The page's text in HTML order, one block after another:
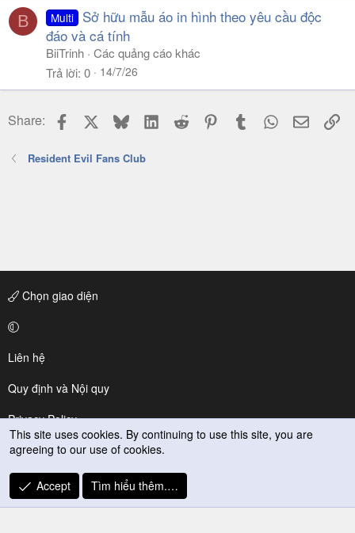
B Multi
Sở hữu mẫu áo in hình theo yêu cầu độc
đáo và cá tính
BiiTrinh Các quảng cáo khác
Trả lời 0 14/7/26
Share: Facebook BlueskyLinkedIn
Reddit PinterestTumblr WhatsApp
Email
Resident Evil Fans Club
Chọn giao diện
Liên hệ
Quy định và Nội quy
Privacy Policy
Trợ giúp
R
S
This site uses cookies. By continuing to use this site, you are
agreeing to our use of cookies.
Accept Tìm hiểu thêm.…